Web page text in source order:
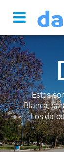
Estos
Blanca,
Los